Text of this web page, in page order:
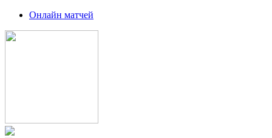
Онлайн матчей